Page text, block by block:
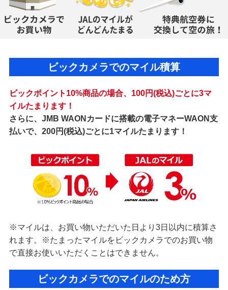
ビックカメラでのマイル積算
ビックポイント10%商品の場合、100円(税込)ごとに3マ
イルたまります！
さらに、JMB WAONカードに搭載の電子マネーWAON支
払いで、200円(税込)ごとに1マイルたまります！
※マイルは、お買い物いただいた日より3日以内に積算さ
れます。
※たまったマイルをビックカメラでのお買い物
で直接お使いいただくことはできません。
ビックカメラでのマイルのため方